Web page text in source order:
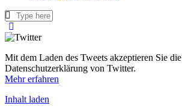
Mit dem Laden des Tweets akzeptieren Sie die
Datenschutzerklärung von Twitter.
Mehr erfahren
Inhalt laden